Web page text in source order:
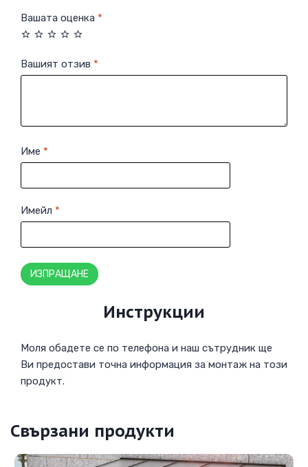
Вашата оценка *
Вашият отзив *
Име *
Имейл *
Инструкции
Моля обадете се по телефона и наш сътрудник ще
Ви предостави точна информация за монтаж на този
продукт.
Свързани продукти